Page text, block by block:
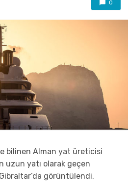
0
bilinen Alman yat üreticisi
uzun yatı olarak geçen
görüntülendi.